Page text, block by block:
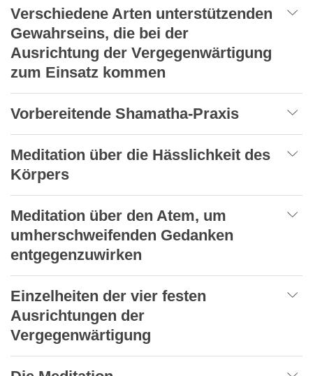
Verschiedene Arten unterstützenden
Gewahrseins, die bei der
Ausrichtung der Vergegenwärtigung
zum Einsatz kommen
Vorbereitende Shamatha-Praxis
Meditation über die Hässlichkeit des
Körpers
Meditation über den Atem, um
umherschweifenden Gedanken
entgegenzuwirken
Einzelheiten der vier festen
Ausrichtungen der
Vergegenwärtigung